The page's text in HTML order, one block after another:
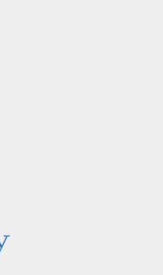
ссылка)
ссылка)
ссылка)